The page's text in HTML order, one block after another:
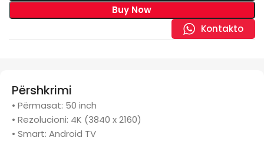
Buy Now
Kontakto
Përshkrimi
• Përmasat: 50 inch
• Rezolucioni: 4K (3840 x 2160)
• Smart: Android TV